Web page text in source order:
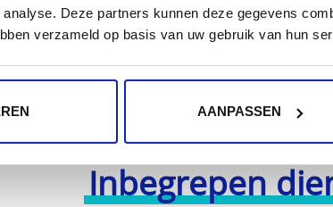
Deze partners kunnen deze gegevens
verzameld op basis van uw gebruik van hun
AANPASSEN
Inbegrepen